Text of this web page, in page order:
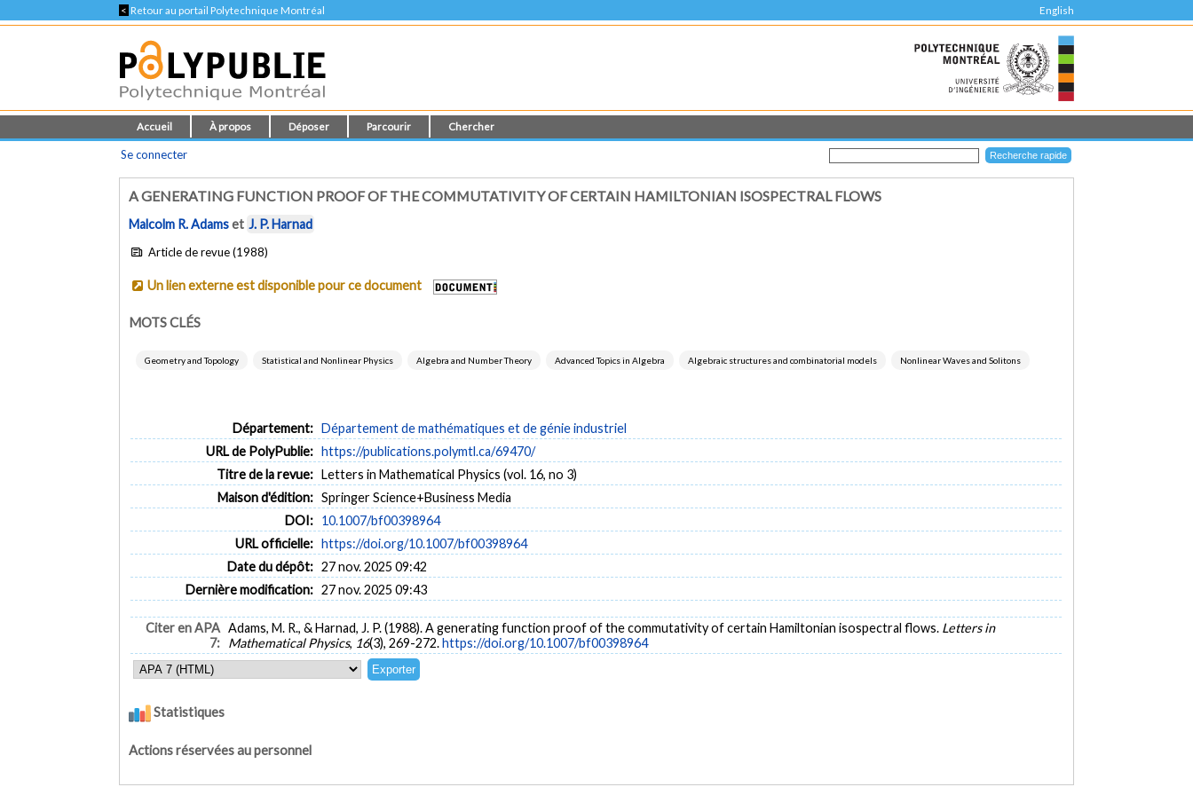
< Retour au portail Polytechnique Montréal English
Accueil À propos Déposer Parcourir Chercher
Se connecter
A GENERATING FUNCTION PROOF OF THE COMMUTATIVITY OF CERTAIN HAMILTONIAN ISOSPECTRAL FLOWS
Malcolm R. Adamset J. P. Harnad
Article de revue (1988)
Un lien externe est disponible pour ce document
MOTS CLÉS
Geometry and Topology Statistical and Nonlinear Physics Algebra and Number Theory Advanced Topics in Algebra Algebraic structures and combinatorial models Nonlinear Waves and Solitons
Département: Département de mathématiques et de génie industriel
URL de PolyPublie: https://publications.polymtl.ca/69470/
Titre de la revue: Letters in Mathematical Physics (vol. 16, no 3)
Maison d'édition: Springer Science+Business Media
DOI: 10.1007/bf00398964
URL officielle: https://doi.org/10.1007/bf00398964
Date du dépôt: 27 nov. 2025 09:42
Dernière modification: 27 nov. 2025 09:43
Citer en APA
7:
Adams, M. R., & Harnad, J. P. (1988). A generating function proof of the commutativity of certain Hamiltonian isospectral flows. Letters in
Mathematical Physics, 16(3), 269-272. https://doi.org/10.1007/bf00398964
Statistiques
Actions réservées au personnel